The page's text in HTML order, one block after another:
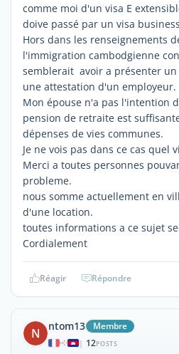
comme moi d'un visa E
doive passé par un visa
Hors dans les renseignements
l'immigration cambodgienne
semblerait avoir a présenter
une attestation d'un employeur.
Mon épouse n'a pas l'intention
pension de retraite est
dépenses de vies communes.
Je ne vois pas dans ce cas quel
Merci a toutes personnes
probleme.
nous somme actuellement en
d'une location.
toutes informations a ce sujet
Cordialement
Réagir Répondre
N ntom13 Membre
| 12POSTS